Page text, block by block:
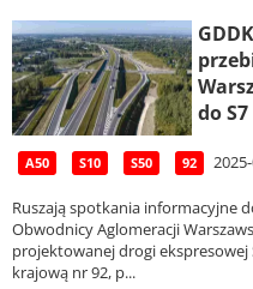
do S7
A50 S10 S50 92
Ruszają spotkania informacyjne
Obwodnicy Aglomeracji
projektowanej drogi ekspresowej
krajową nr 92, p...